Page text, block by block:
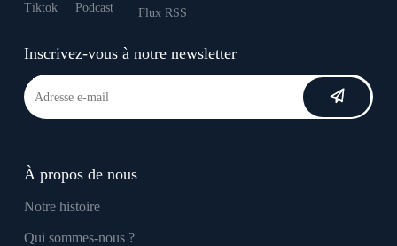
Tiktok Podcast Flux RSS
Inscrivez-vous à notre newsletter
À propos de nous
Notre histoire
Qui sommes-nous ?